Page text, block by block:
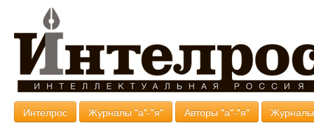
Интелрос Журналы "а"-"я" Авторы "а"-"я"